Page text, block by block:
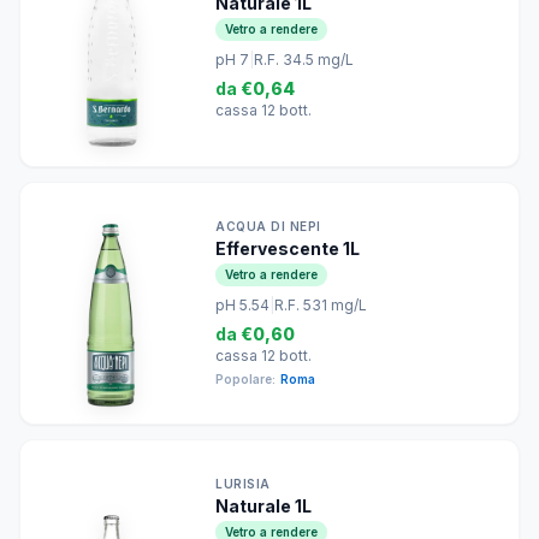
Vetro a rendere
pH 7 R.F. 34.5 mg/L
da €0,64
cassa 12 bott.
ACQUA DI NEPI
Effervescente 1L
Vetro a rendere
pH 5.54 R.F. 531 mg/L
da €0,60
cassa 12 bott.
Popolare: Roma
LURISIA
Naturale 1L
Vetro a rendere